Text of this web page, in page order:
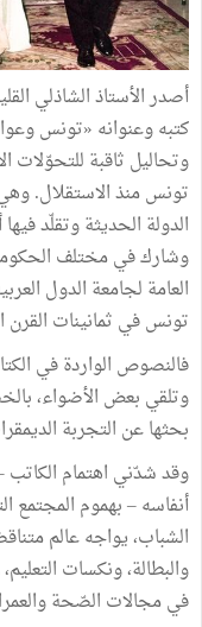
أصدر الأستاذ الشاذلي
كتبه وعنوانه «تونس
وتحاليل ثاقبة للتحوّلات
تونس منذ الاستقلال.
الدولة الحديثة وتقلّد
وشارك في مختلف
العامة لجامعة الدول
تونس في ثمانينات القرن
فالنصوص الواردة في
وتلقي بعض الأضواء،
بحثها عن التجربة
وقد شدّني اهتمام
أنفاسه – بهموم المجتمع
الشباب، يواجه عالم
والبطالة، ونكسات
في مجالات الصّحة